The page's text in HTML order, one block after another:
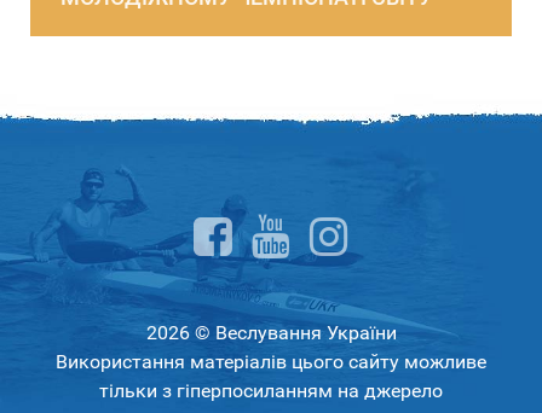
2026 © Веслування України
Використання матеріалів цього сайту можливе
тільки з гіперпосиланням на джерело